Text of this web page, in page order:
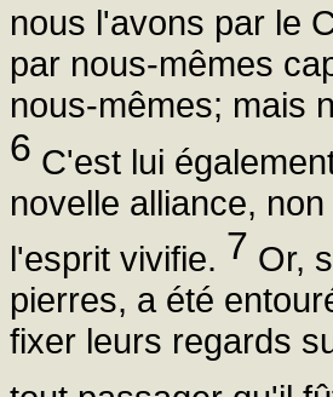
nous l'avons par le
par nous-mêmes
nous-mêmes; mais
6 C'est lui
novelle alliance,
l'esprit vivifie. 7 Or,
pierres, a été
fixer leurs regards